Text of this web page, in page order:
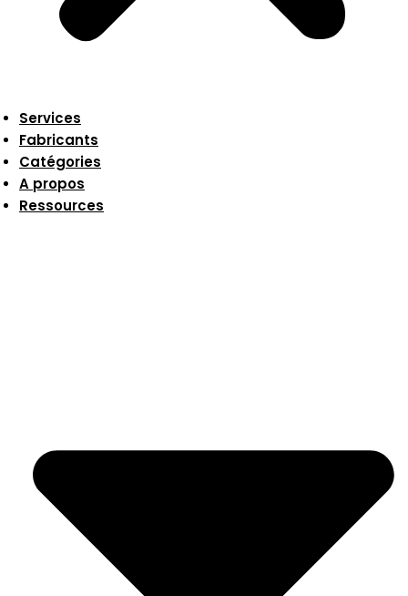
Services
Fabricants
Catégories
A propos
Ressources